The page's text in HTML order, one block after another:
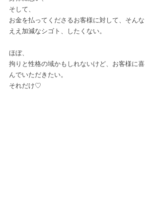
そして、﻿
お金を払ってくださるお客様に対して、そんな
ええ加減なシゴト、したくない。﻿
ほぼ、﻿
拘りと性格の域かもしれないけど、お客様に喜
んでいただきたい。﻿
それだけ♡﻿